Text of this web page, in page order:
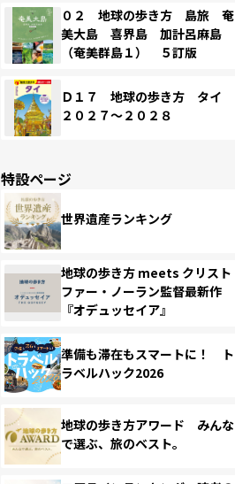
０２ 地球の歩き方 島旅 奄
美大島 喜界島 加計呂麻島
（奄美群島１） ５訂版
Ｄ１７ 地球の歩き方 タイ
２０２７～２０２８
特設ページ
世界遺産ランキング
地球の歩き方 meets クリスト
ファー・ノーラン監督最新作
『オデュッセイア』
準備も滞在もスマートに！ ト
ラベルハック2026
地球の歩き方アワード みんな
で選ぶ、旅のベスト。